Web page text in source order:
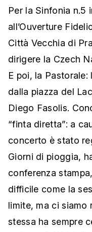
Per la Sinfonia n.5
all’Ouverture
Città Vecchia di
dirigere la Czech
E poi, la
dalla piazza del
Diego Fasolis.
“finta diretta”: a
concerto è stato
Giorni di pioggia,
conferenza
difficile come la
limite, ma ci siamo
stessa ha sempre